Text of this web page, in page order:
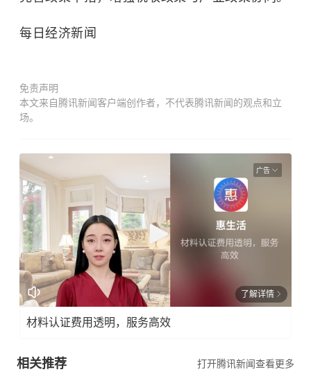
每日经济新闻
免责声明
本文来自腾讯新闻客户端创作者，不代表腾讯新闻的观点和立
场。
广告
了解详情
材料认证费用透明，服务高效
相关推荐 打开腾讯新闻查看更多